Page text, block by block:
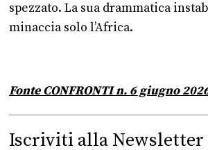
spezzato. La sua drammatica
minaccia solo l’Africa.
Fonte CONFRONTI n. 6 giugno
Iscriviti alla Newsletter